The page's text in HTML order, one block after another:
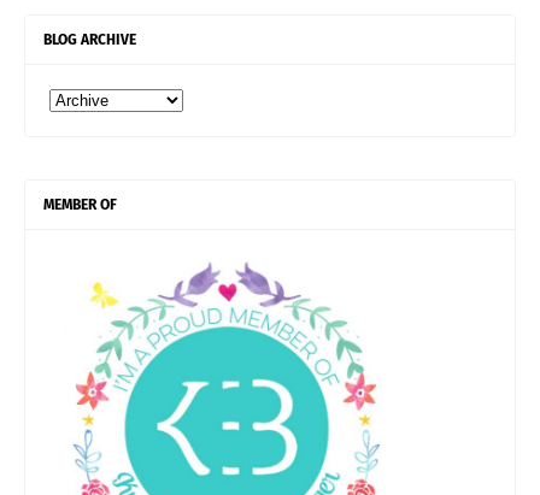
BLOG ARCHIVE
MEMBER OF